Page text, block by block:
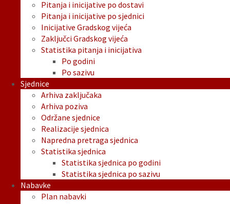
Pitanja i inicijative po dostavi
Pitanja i inicijative po sjednici
Inicijative Gradskog vijeća
Zaključci Gradskog vijeća
Statistika pitanja i inicijativa
Po godini
Po sazivu
Sjednice
Arhiva zaključaka
Arhiva poziva
Održane sjednice
Realizacije sjednica
Napredna pretraga sjednica
Statistika sjednica
Statistika sjednica po godini
Statistika sjednica po sazivu
Nabavke
Plan nabavki